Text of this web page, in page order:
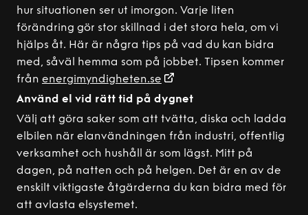
hur situationen ser ut imorgon. Varje liten
förändring gör stor skillnad i det stora hela, om vi
hjälps åt. Här är några tips på vad du kan bidra
med, såväl hemma som på jobbet. Tipsen kommer
från energimyndigheten.se
Använd el vid rätt tid på dygnet
Välj att göra saker som att tvätta, diska och ladda
elbilen när elanvändningen från industri, offentlig
verksamhet och hushåll är som lägst. Mitt på
dagen, på natten och på helgen. Det är en av de
enskilt viktigaste åtgärderna du kan bidra med för
att avlasta elsystemet.